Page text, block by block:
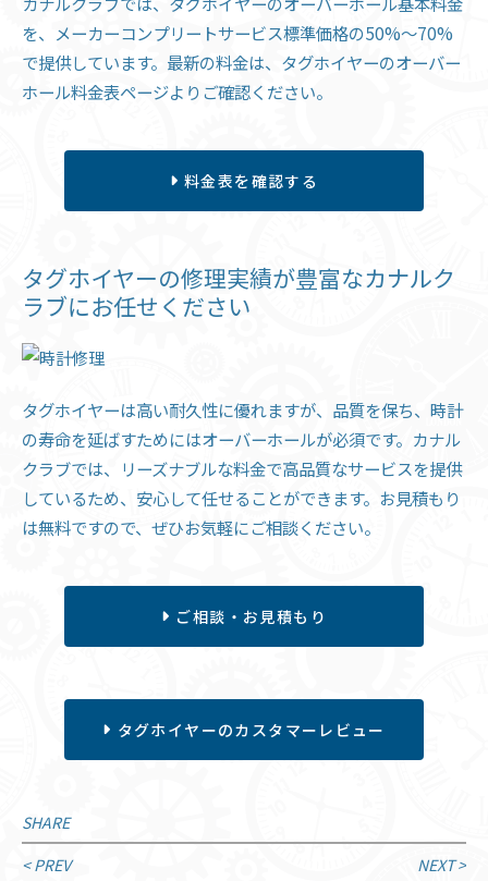
を、メーカーコンプリートサービス標準価格の50%〜70%
で提供しています。最新の料金は、タグホイヤーのオーバー
ホール料金表ページよりご確認ください。
料金表を確認する
タグホイヤーの修理実績が豊富なカナルク
ラブにお任せください
タグホイヤーは高い耐久性に優れますが、品質を保ち、時計
の寿命を延ばすためにはオーバーホールが必須です。カナル
クラブでは、リーズナブルな料金で高品質なサービスを提供
しているため、安心して任せることができます。お見積もり
は無料ですので、ぜひお気軽にご相談ください。
ご相談・お見積もり
タグホイヤーのカスタマーレビュー
SHARE
投
< PREV NEXT >